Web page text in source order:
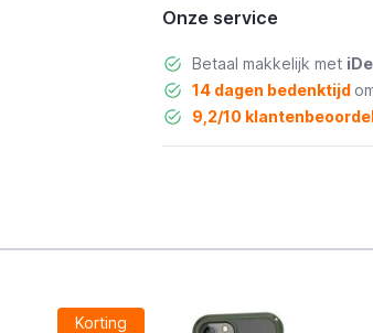
Onze service
Betaal makkelijk met
14 dagen bedenktijd
9,2/10
Korting